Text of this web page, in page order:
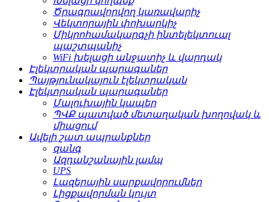
Ծրագրավորվող կառավարիչ
Վեկտորային փոխարկիչ
Միկրոհամակարգչի ինտելեկտուալ
պաշտպանիչ
WiFi խելացի անջատիչ և վարդակ
Էլեկտրական պարագաներ
Պայթյունակայուն էլեկտրական
Էլեկտրական պարագաներ
Մալուխային կապեր
ՊՎՔ պատված մետաղական խողովակ և
միացում
Ավելի շատ ապրանքներ
զանգ
Ազդանշանային լամպ
UPS
Լազերային սարքավորումներ
Լիցքավորման կույտ